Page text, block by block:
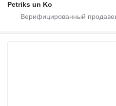
Petriks un Ko